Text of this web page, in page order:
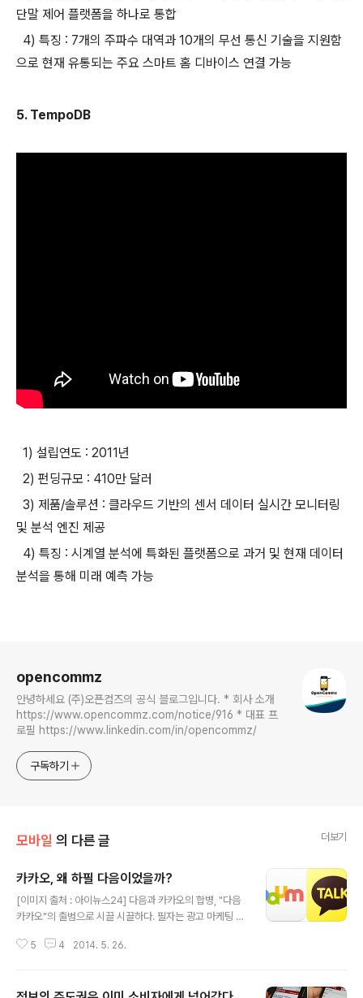
단말 제어 플랫폼을 하나로 통합
4) 특징 : 7개의 주파수 대역과 10개의 무선 통신 기술을 지원함
으로 현재 유통되는 주요 스마트 홈 디바이스 연결 가능
5. TempoDB
1) 설립연도 : 2011년
2) 펀딩규모 : 410만 달러
3) 제품/솔루션 : 클라우드 기반의 센서 데이터 실시간 모니터링
및 분석 엔진 제공
4) 특징 : 시계열 분석에 특화된 플랫폼으로 과거 및 현재 데이터
분석을 통해 미래 예측 가능
opencommz
안녕하세요 (주)오픈컴즈의 공식 블로그입니다. * 회사 소개
https://www.opencommz.com/notice/916 * 대표 프
로필 https://www.linkedin.com/in/opencommz/
구독하기
모바일 의 다른 글 더보기
카카오, 왜 하필 다음이었을까?
[이미지 출처 : 아이뉴스24] 다음과 카카오의 합병, "다음
카카오"의 출범으로 시끌 시끌하다. 필자는 광고 마케팅 업
을 들이고 있어 유심히 보던 곳 들이었고 이런 저런 지인들
5 4 2014. 5. 26.